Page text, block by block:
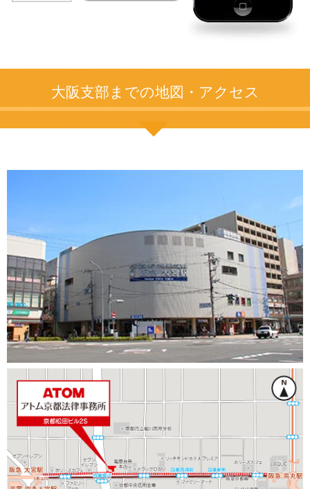
大阪支部までの地図・アクセス